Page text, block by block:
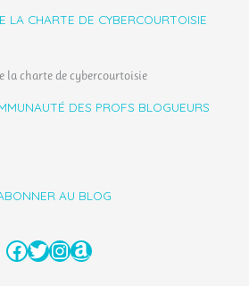
LA CHARTE DE CYBERCOURTOISIE
DES PROFS BLOGUEURS
AU BLOG
Facebook
Twitter
Instagram
Amazon